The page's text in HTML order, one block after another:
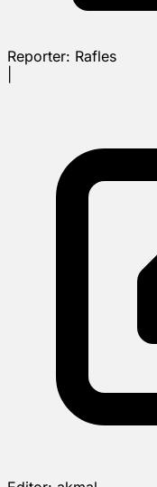
Reporter: Rafles